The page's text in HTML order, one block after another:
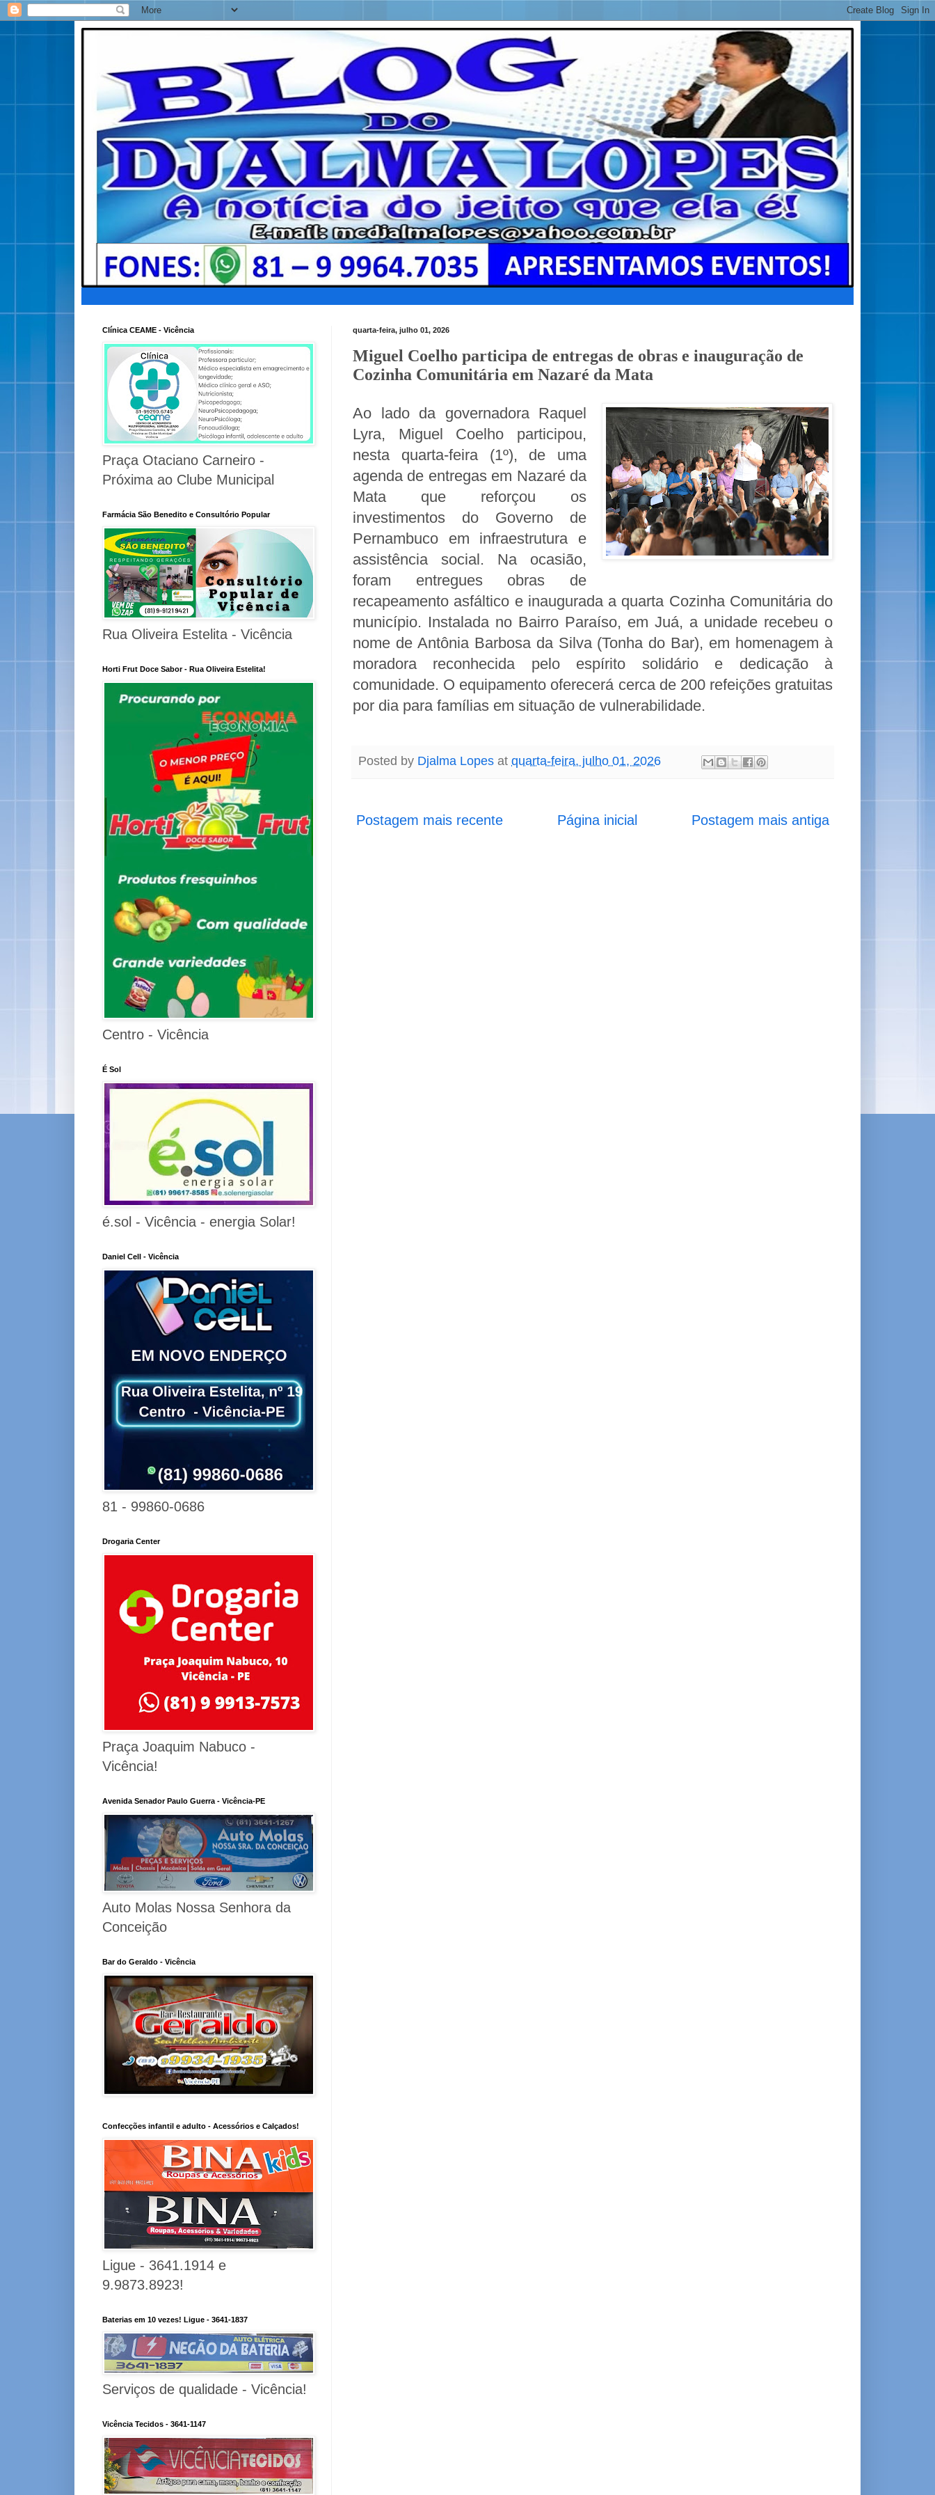
quarta-feira, julho 01, 2026
Miguel Coelho participa de entregas de obras e inauguração de
Cozinha Comunitária em Nazaré da Mata
Ao lado da governadora Raquel
Lyra, Miguel Coelho participou,
nesta quarta-feira (1º), de uma
agenda de entregas em Nazaré da
Mata que reforçou os
investimentos do Governo de
Pernambuco em infraestrutura e
assistência social. Na ocasião,
foram entregues obras de
recapeamento asfáltico e inaugurada a quarta Cozinha Comunitária do
município. Instalada no Bairro Paraíso, em Juá, a unidade recebeu o
nome de Antônia Barbosa da Silva (Tonha do Bar), em homenagem à
moradora reconhecida pelo espírito solidário e dedicação à
comunidade. O equipamento oferecerá cerca de 200 refeições gratuitas
por dia para famílias em situação de vulnerabilidade.
Posted by Djalma Lopes at quarta-feira, julho 01, 2026
Postagem mais recente Postagem mais antiga
Página inicial
Clínica CEAME - Vicência
Praça Otaciano Carneiro -
Próxima ao Clube Municipal
Farmácia São Benedito e Consultório Popular
Rua Oliveira Estelita - Vicência
Horti Frut Doce Sabor - Rua Oliveira Estelita!
Centro - Vicência
É Sol
é.sol - Vicência - energia Solar!
Daniel Cell - Vicência
81 - 99860-0686
Drogaria Center
Praça Joaquim Nabuco -
Vicência!
Avenida Senador Paulo Guerra - Vicência-PE
Auto Molas Nossa Senhora da
Conceição
Bar do Geraldo - Vicência
Confecções infantil e adulto - Acessórios e Calçados!
Ligue - 3641.1914 e
9.9873.8923!
Baterias em 10 vezes! Ligue - 3641-1837
Serviços de qualidade - Vicência!
Vicência Tecidos - 3641-1147